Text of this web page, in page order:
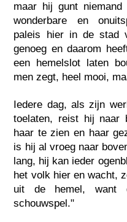
maar hij gunt
wonderbare en
paleis hier in de stad
genoeg en daarom
een hemelslot laten
men zegt, heel mooi,
Iedere dag, als zijn
toelaten, reist hij naar
haar te zien en haar
is hij al vroeg naar
lang, hij kan ieder
het volk hier en wacht,
uit de hemel, want
schouwspel."